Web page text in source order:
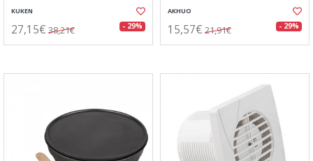
KUKEN
27,15€ 38,21€ - 29%
AKHUO
15,57€ 21,91€ - 29%